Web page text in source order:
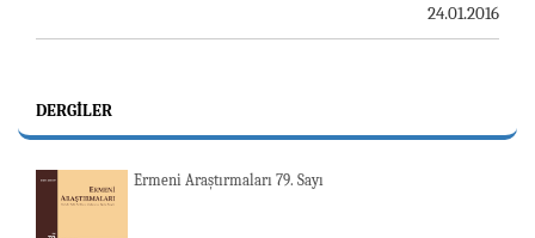
24.01.2016
DERGILER
Ermeni Araştırmaları 79. Sayı